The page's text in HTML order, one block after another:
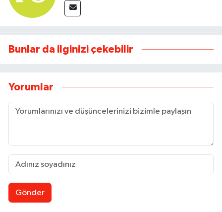
Bunlar da ilginizi çekebilir
Yorumlar
Gönder